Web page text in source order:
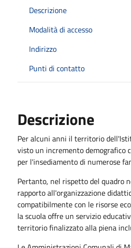
Descrizione
Modalità di accesso
Indirizzo
Punti di contatto
Descrizione
Per alcuni anni il territorio
visto un incremento demografico
per l'insediamento di numerose
Pertanto, nel rispetto del quadro
rapporto all'organizzazione
compatibilmente con le risorse
la scuola offre un servizio
territorio finalizzato alla piena